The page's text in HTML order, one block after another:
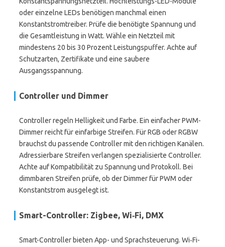
oder einzelne LEDs benötigen manchmal einen
Konstantstromtreiber. Prüfe die benötigte Spannung und
die Gesamtleistung in Watt. Wähle ein Netzteil mit
mindestens 20 bis 30 Prozent Leistungspuffer. Achte auf
Schutzarten, Zertifikate und eine saubere
Ausgangsspannung.
Controller und Dimmer
Controller regeln Helligkeit und Farbe. Ein einfacher PWM-
Dimmer reicht für einfarbige Streifen. Für RGB oder RGBW
brauchst du passende Controller mit den richtigen Kanälen.
Adressierbare Streifen verlangen spezialisierte Controller.
Achte auf Kompatibilität zu Spannung und Protokoll. Bei
dimmbaren Streifen prüfe, ob der Dimmer für PWM oder
Konstantstrom ausgelegt ist.
Smart-Controller: Zigbee, Wi‑Fi, DMX
Smart-Controller bieten App- und Sprachsteuerung. Wi‑Fi-